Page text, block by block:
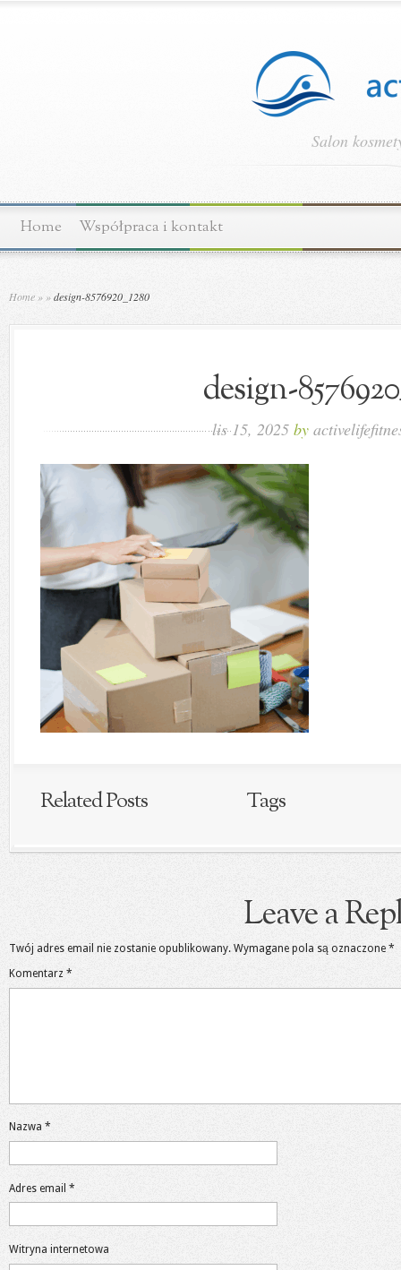
Salon
Home Współpraca i kontakt
Home » »design-8576920_1280
design-
lis 15, 2025 by
Related Posts Tags
Leave a
Twój adres email nie zostanie opublikowany. Wymagane pola są oznaczone *
Komentarz *
Nazwa *
Adres email *
Witryna internetowa